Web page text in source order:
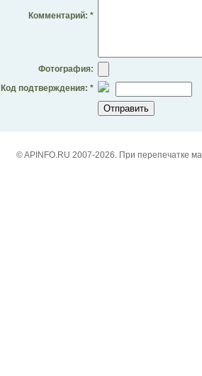
Комментарий: *
Фотография:
Код подтверждения: *
© APINFO.RU 2007-2026. При перепечатке